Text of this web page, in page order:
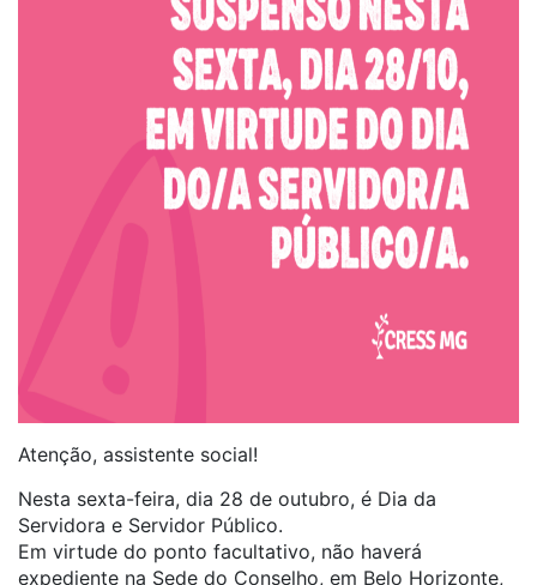
Atenção, assistente social!
Nesta sexta-feira, dia 28 de outubro, é Dia da
Servidora e Servidor Público.
Em virtude do ponto facultativo, não haverá
expediente na Sede do Conselho, em Belo Horizonte,